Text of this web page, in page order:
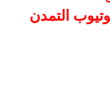
التمدن